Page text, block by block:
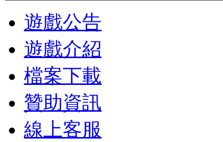
遊戲公告
遊戲介紹
檔案下載
贊助資訊
線上客服